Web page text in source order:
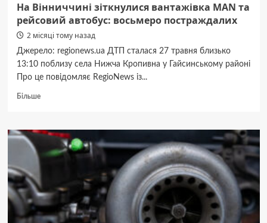
На Вінниччині зіткнулися вантажівка MAN та
рейсовий автобус: восьмеро постраждалих
2 місяці тому назад
Джерело: regionews.ua ДТП сталася 27 травня близько
13:10 поблизу села Нижча Кропивна у Гайсинському районі
Про це повідомляє RegioNews із...
БільшеДокладніше
Вінниччині
зіткнулися
вантажівка
рейсовий
автобус:
восьмеро
постраждалих